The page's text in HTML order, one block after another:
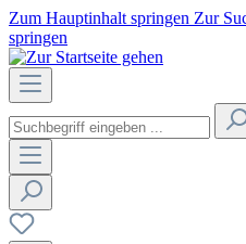
Zum Hauptinhalt springen Zur
springen